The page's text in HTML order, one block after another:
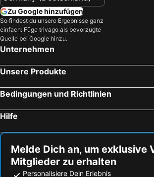
Olympiaki Akti
Nidri
Port of Piraeus
Egaleo
Nea Potidaia
Nea Plagia
Afytos Beach
Tsilivi
Lichadonisia
Flughafen Kefalonia
Pefkohori
Hafen Zakynthos
Parga
Hafen von
Zu Google hinzufügen
So findest du unsere Ergebnisse ganz
einfach: Füge trivago als bevorzugte
Quelle bei Google hinzu.
Unternehmen
Unsere Produkte
Bedingungen und Richtlinien
Hilfe
Melde Dich an, um exklusive
Mitglieder zu erhalten
Personalisiere Dein Erlebnis